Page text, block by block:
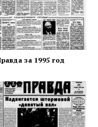
за 1995 год